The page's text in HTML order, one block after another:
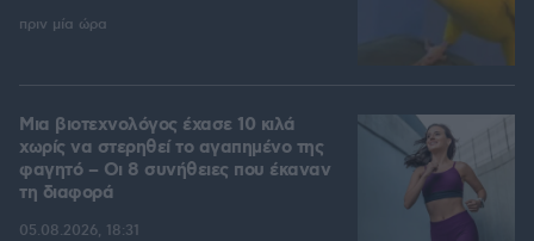
πριν μία ώρα
Μια βιοτεχνολόγος έχασε 10 κιλά
χωρίς να στερηθεί το αγαπημένο της
φαγητό – Οι 8 συνήθειες που έκαναν
τη διαφορά
05.08.2026, 18:31